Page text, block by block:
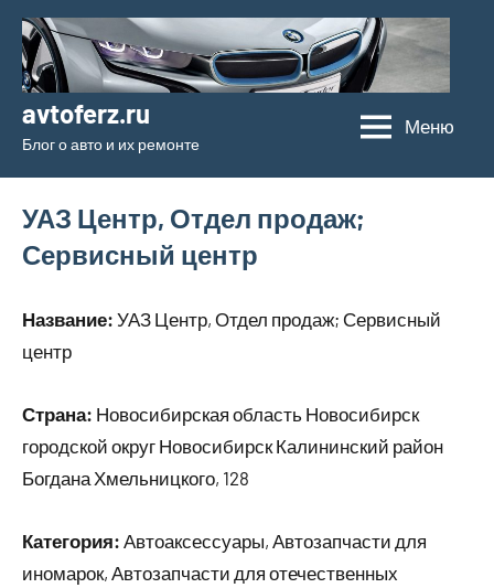
Перейти
содержимому
avtoferz.ru
Блог о авто и их ремонте
Меню
УАЗ Центр, Отдел продаж;
Сервисный центр
Название: УАЗ Центр, Отдел продаж; Сервисный
центр
Страна: Новосибирская область Новосибирск
городской округ Новосибирск Калининский район
Богдана Хмельницкого, 128
Категория: Автоаксессуары, Автозапчасти для
иномарок, Автозапчасти для отечественных